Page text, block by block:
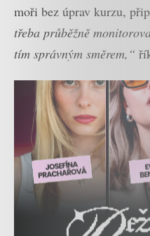
moři bez úprav kurzu,
třeba průběžně
tím správným směrem,“